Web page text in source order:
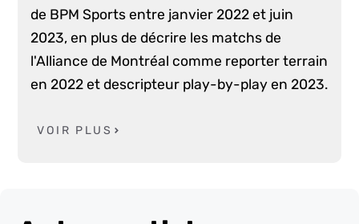
de BPM Sports entre janvier 2022 et juin
2023, en plus de décrire les matchs de
l'Alliance de Montréal comme reporter terrain
en 2022 et descripteur play-by-play en 2023.
VOIR PLUS